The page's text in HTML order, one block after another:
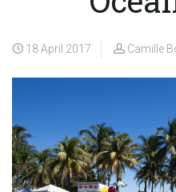
18 April 2017 Camille